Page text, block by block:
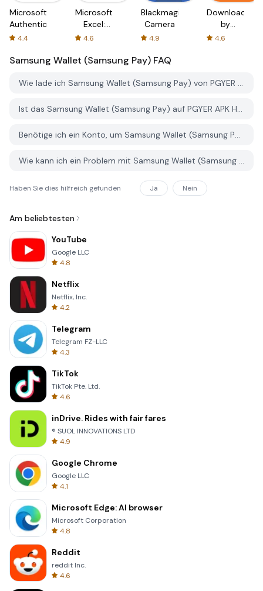
Microsoft
Authenticator
4.4
Microsoft
Excel:
Spreadsheets
4.6
Blackmagic
Camera
4.9
Downloader
by
AFTVnews
4.6
Samsung Wallet (Samsung Pay) FAQ
Wie lade ich Samsung Wallet (Samsung Pay) von PGYER APK HUB herunter?
Ist das Samsung Wallet (Samsung Pay) auf PGYER APK HUB kostenlos zum Download?
Benötige ich ein Konto, um Samsung Wallet (Samsung Pay) von PGYER APK HUB herunterzuladen?
Wie kann ich ein Problem mit Samsung Wallet (Samsung Pay) auf PGYER APK HUB melden?
Haben Sie dies hilfreich gefunden Ja Nein
Am beliebtesten
YouTube
Google LLC
4.8
Netflix
Netflix, Inc.
4.2
Telegram
Telegram FZ-LLC
4.3
TikTok
TikTok Pte. Ltd.
4.6
inDrive. Rides with fair fares
® SUOL INNOVATIONS LTD
4.9
Google Chrome
Google LLC
4.1
Microsoft Edge: AI browser
Microsoft Corporation
4.8
Reddit
reddit Inc.
4.6